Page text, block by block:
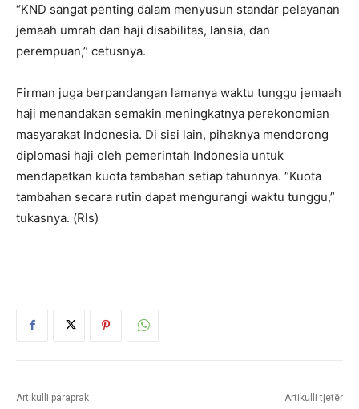
“KND sangat penting dalam menyusun standar pelayanan
jemaah umrah dan haji disabilitas, lansia, dan
perempuan,” cetusnya.
Firman juga berpandangan lamanya waktu tunggu jemaah
haji menandakan semakin meningkatnya perekonomian
masyarakat Indonesia. Di sisi lain, pihaknya mendorong
diplomasi haji oleh pemerintah Indonesia untuk
mendapatkan kuota tambahan setiap tahunnya. “Kuota
tambahan secara rutin dapat mengurangi waktu tunggu,”
tukasnya. (Rls)
Artikulli paraprak Artikulli tjetër